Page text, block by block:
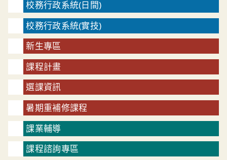
校務行政系統(日間)
校務行政系統(實技)
新生專區
課程計畫
選課資訊
暑期重補修課程
課業輔導
課程諮詢專區